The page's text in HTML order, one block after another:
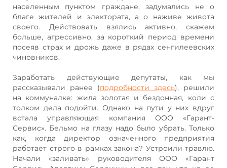
населенным пунктом граждане, задумались не о
благе жителей и электората, а о наживе живота
своего. Действовать взялись активно, скажем
больше, агрессивно, за короткий период времени
посеяв страх и дрожь даже в рядах сенгилеевских
чиновников.
Заработать действующие депутаты, как мы
рассказывали ранее (подробности здесь), решили
на коммуналке: жила золотая и бездонная, коли с
толком дела подойти. Однако на пути у них вдруг
встала управляющая компания ООО «Гарант-
Сервис». Бельмо на глазу надо было убрать. Только
как, когда директор означенного предприятия
работает строго в рамках закона? Устроили травлю.
Начали «заливать» руководителя ООО «Гарант